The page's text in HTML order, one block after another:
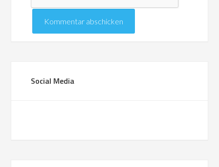
Social Media